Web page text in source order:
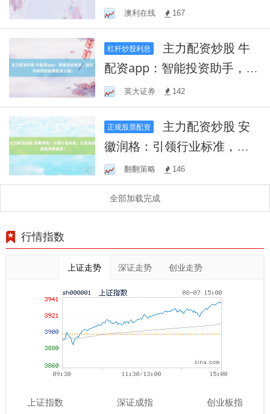
风险，谨慎入场！
澳利在线 167
杠杆炒股利息
配资app：智能投资助手，轻
松开启您的股票配资之旅！
英大证券 142
正规股票配资
徽润格：引领行业标准，打
造高品质服务新典范！
翻翻策略 146
全部加载完成
行情指数
上证走势 深证走势 创业走势
上证指数 深证成指 创业板指